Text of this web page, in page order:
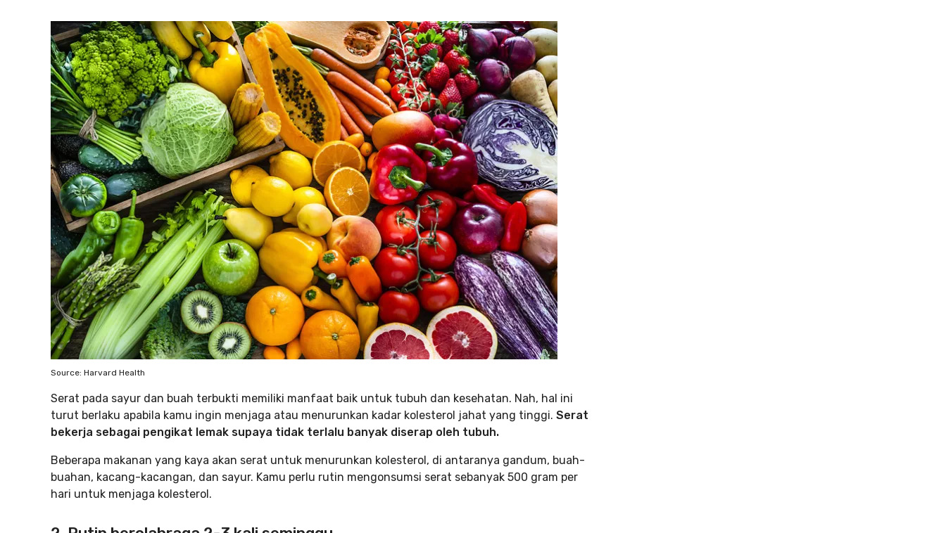
Source: Harvard Health
Serat pada sayur dan buah terbukti memiliki manfaat baik untuk tubuh dan kesehatan. Nah, hal ini
turut berlaku apabila kamu ingin menjaga atau menurunkan kadar kolesterol jahat yang tinggi. Serat
bekerja sebagai pengikat lemak supaya tidak terlalu banyak diserap oleh tubuh.
Beberapa makanan yang kaya akan serat untuk menurunkan kolesterol, di antaranya gandum, buah-
buahan, kacang-kacangan, dan sayur. Kamu perlu rutin mengonsumsi serat sebanyak 500 gram per
hari untuk menjaga kolesterol.